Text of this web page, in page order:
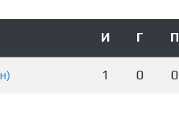
И Г П
1 0 0